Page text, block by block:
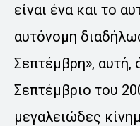
είναι ένα και το
αυτόνομη
Σεπτέμβρη», αυτή,
Σεπτέμβριο του
μεγαλειώδες